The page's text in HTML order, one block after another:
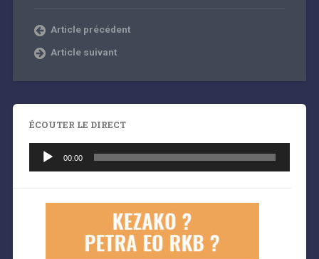
Article précédent
Article suivant
ÉCOUTER LE DIRECT
audio
00:00